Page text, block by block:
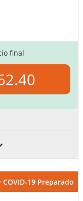
final
COVID-19 Preparado